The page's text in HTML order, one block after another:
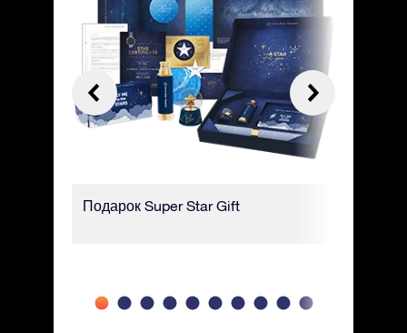
Подарок Super Star Gift